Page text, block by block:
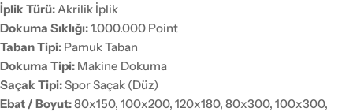
İplik Türü:Akrilik İplik
Dokuma Sıklığı:1.000.000 Point
Taban Tipi: Pamuk Taban
Dokuma Tipi: Makine Dokuma
Saçak Tipi:Spor Saçak (Düz)
Ebat / Boyut:80x150, 100x200, 120x180, 80x300, 100x300,